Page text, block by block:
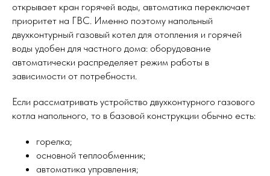
открывает кран горячей воды, автоматика переключает
приоритет на ГВС. Именно поэтому напольный
двухконтурный газовый котел для отопления и горячей
воды удобен для частного дома: оборудование
автоматически распределяет режим работы в
зависимости от потребности.
Если рассматривать устройство двухконтурного газового
котла напольного, то в базовой конструкции обычно есть:
горелка;
основной теплообменник;
автоматика управления;